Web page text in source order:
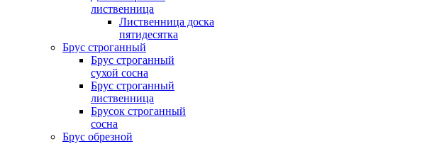
лиственница
Лиственница доска
пятидесятка
Брус строганный
Брус строганный
сухой сосна
Брус строганный
лиственница
Брусок строганный
сосна
Брус обрезной